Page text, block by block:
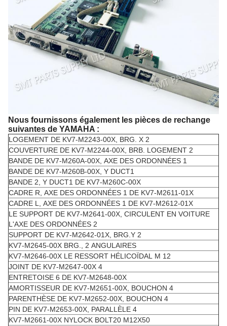
Nous fournissons également les pièces de rechange
suivantes de YAMAHA :
LOGEMENT DE KV7-M2243-00X, BRG. X 2
COUVERTURE DE KV7-M2244-00X, BRB. LOGEMENT 2
BANDE DE KV7-M260A-00X, AXE DES ORDONNÉES 1
BANDE DE KV7-M260B-00X, Y DUCT1
BANDE 2, Y DUCT1 DE KV7-M260C-00X
CADRE R, AXE DES ORDONNÉES 1 DE KV7-M2611-01X
CADRE L, AXE DES ORDONNÉES 1 DE KV7-M2612-01X
LE SUPPORT DE KV7-M2641-00X, CIRCULENT EN VOITURE
L'AXE DES ORDONNÉES 2
SUPPORT DE KV7-M2642-01X, BRG.Y 2
KV7-M2645-00X BRG., 2 ANGULAIRES
KV7-M2646-00X LE RESSORT HÉLICOÏDAL M 12
JOINT DE KV7-M2647-00X 4
ENTRETOISE 6 DE KV7-M2648-00X
AMORTISSEUR DE KV7-M2651-00X, BOUCHON 4
PARENTHÈSE DE KV7-M2652-00X, BOUCHON 4
PIN DE KV7-M2653-00X, PARALLÈLE 4
KV7-M2661-00X NYLOCK BOLT20 M12X50